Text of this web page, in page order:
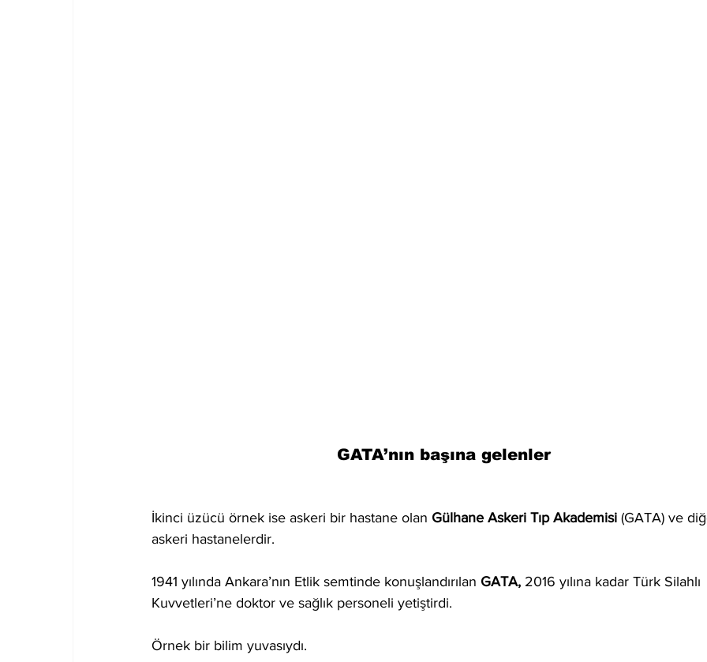
GATA’nın başına gelenler
İkinci üzücü örnek ise askeri bir hastane olan Gülhane Askeri Tıp Akademisi (GATA) ve
askeri hastanelerdir.
1941 yılında Ankara’nın Etlik semtinde konuşlandırılan GATA, 2016 yılına kadar Türk Silahlı
Kuvvetleri’ne doktor ve sağlık personeli yetiştirdi.
Örnek bir bilim yuvasıydı.